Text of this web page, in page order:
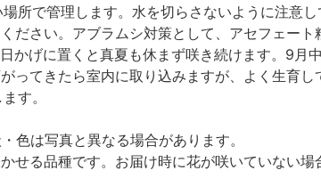
所で管理します。水を切らさないように注意
ださい。アブラムシ対策として、アセフェー
かげに置くと真夏も休まず咲き続けます。9月
ってきたら室内に取り込みますが、よく生育
す。
色は写真と異なる場合があります。
せる品種です。お届け時に花が咲いていない